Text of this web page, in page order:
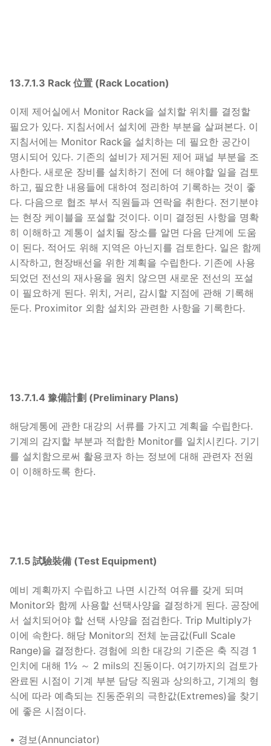
13.7.1.3 Rack 位置 (Rack Location)
이제 제어실에서 Monitor Rack을 설치할 위치를 결정할
필요가 있다. 지침서에서 설치에 관한 부분을 살펴본다. 이
지침서에는 Monitor Rack을 설치하는 데 필요한 공간이
명시되어 있다. 기존의 설비가 제거된 제어 패널 부분을 조
사한다. 새로운 장비를 설치하기 전에 더 해야할 일을 검토
하고, 필요한 내용들에 대하여 정리하여 기록하는 것이 좋
다. 다음으로 협조 부서 직원들과 연락을 취한다. 전기분야
는 현장 케이블을 포설할 것이다. 이미 결정된 사항을 명확
히 이해하고 계통이 설치될 장소를 알면 다음 단계에 도움
이 된다. 적어도 위해 지역은 아닌지를 검토한다. 일은 함께
시작하고, 현장배선을 위한 계획을 수립한다. 기존에 사용
되었던 전선의 재사용을 원치 않으면 새로운 전선의 포설
이 필요하게 된다. 위치, 거리, 감시할 지점에 관해 기록해
둔다. Proximitor 외함 설치와 관련한 사항을 기록한다.
13.7.1.4 豫備計劃 (Preliminary Plans)
해당계통에 관한 대강의 서류를 가지고 계획을 수립한다.
기계의 감지할 부분과 적합한 Monitor를 일치시킨다. 기기
를 설치함으로써 활용코자 하는 정보에 대해 관련자 전원
이 이해하도록 한다.
7.1.5 試驗裝備 (Test Equipment)
예비 계획까지 수립하고 나면 시간적 여유를 갖게 되며
Monitor와 함께 사용할 선택사양을 결정하게 된다. 공장에
서 설치되어야 할 선택 사양을 점검한다. Trip Multiply가
이에 속한다. 해당 Monitor의 전체 눈금값(Full Scale
Range)을 결정한다. 경험에 의한 대강의 기준은 축 직경 1
인치에 대해 1½ ～ 2 mils의 진동이다. 여기까지의 검토가
완료된 시점이 기계 부분 담당 직원과 상의하고, 기계의 형
식에 따라 예측되는 진동준위의 극한값(Extremes)을 찾기
에 좋은 시점이다.
• 경보(Annunciator)